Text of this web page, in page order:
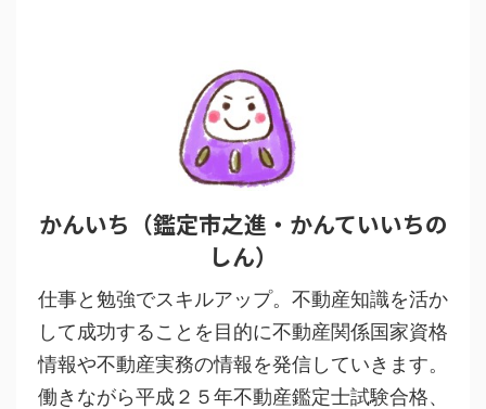
かんいち（鑑定市之進・かんていいちの
しん）
仕事と勉強でスキルアップ。不動産知識を活か
して成功することを目的に不動産関係国家資格
情報や不動産実務の情報を発信していきます。
働きながら平成２５年不動産鑑定士試験合格、